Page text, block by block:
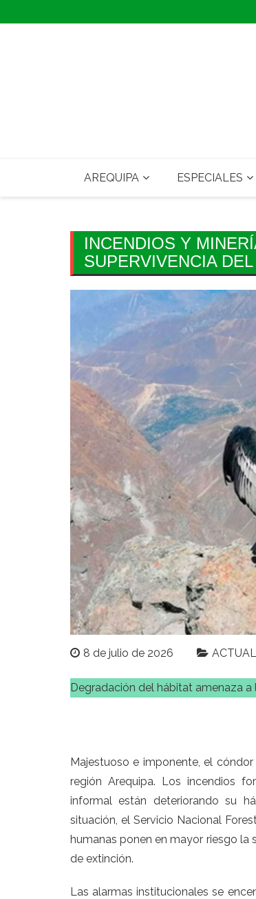
to
AREQUIPA ESPECIALES
INCENDIOS Y
SUPERVIVENCIA
8 de julio de 2026
Degradación del hábitat amenaza
Majestuoso e imponente, el
región Arequipa. Los incendios
informal están deteriorando su
situación, el Servicio Nacional
humanas ponen en mayor riesgo la
de extinción.
Las alarmas institucionales se